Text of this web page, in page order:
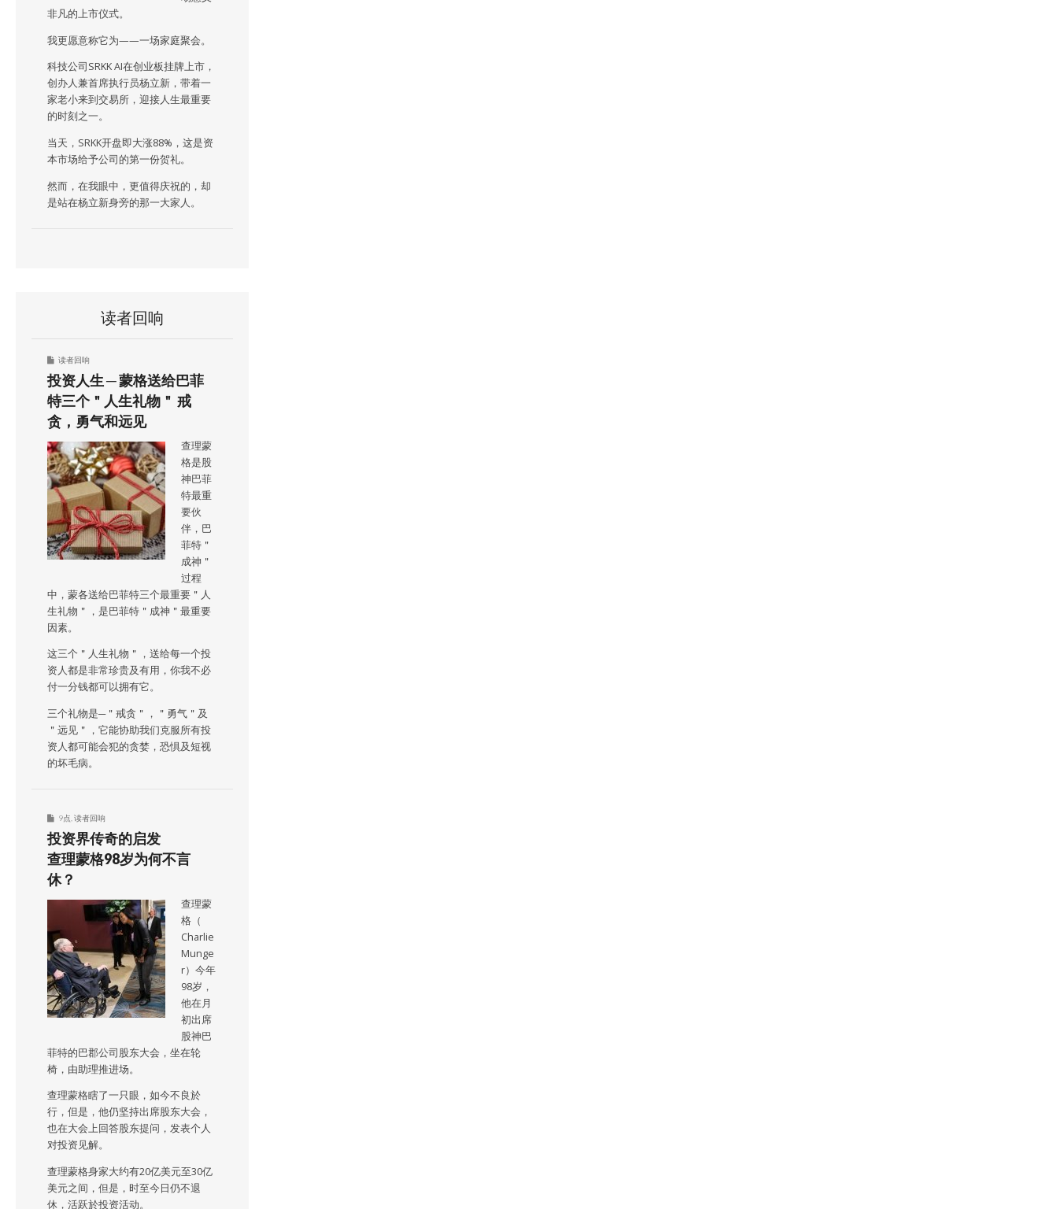
非凡的上市仪式。
我更愿意称它为——一场家庭聚会。
科技公司SRKK AI在创业板挂牌上市，
创办人兼首席执行员杨立新，带着一
家老小来到交易所，迎接人生最重要
的时刻之一。
当天，SRKK开盘即大涨88%，这是资
本市场给予公司的第一份贺礼。
然而，在我眼中，更值得庆祝的，却
是站在杨立新身旁的那一大家人。
读者回响
读者回响
投资人生 ─ 蒙格送给巴菲
特三个＂人生礼物＂ 戒
贪，勇气和远见
查理蒙
格是股
神巴菲
特最重
要伙
伴，巴
菲特＂
成神＂
过程
中，蒙各送给巴菲特三个最重要＂人
生礼物＂，是巴菲特＂成神＂最重要
因素。
这三个＂人生礼物＂，送给每一个投
资人都是非常珍贵及有用，你我不必
付一分钱都可以拥有它。
三个礼物是─＂戒贪＂，＂勇气＂及
＂远见＂，它能协助我们克服所有投
资人都可能会犯的贪婪，恐惧及短视
的坏毛病。
9点 读者回响
投资界传奇的启发
查理蒙格98岁为何不言
休？
查理蒙
格（
Charlie
Munge
r）今年
98岁，
他在月
初出席
股神巴
菲特的巴郡公司股东大会，坐在轮
椅，由助理推进场。
查理蒙格瞎了一只眼，如今不良於
行，但是，他仍坚持出席股东大会，
也在大会上回答股东提问，发表个人
对投资见解。
查理蒙格身家大约有20亿美元至30亿
美元之间，但是，时至今日仍不退
休，活跃於投资活动。